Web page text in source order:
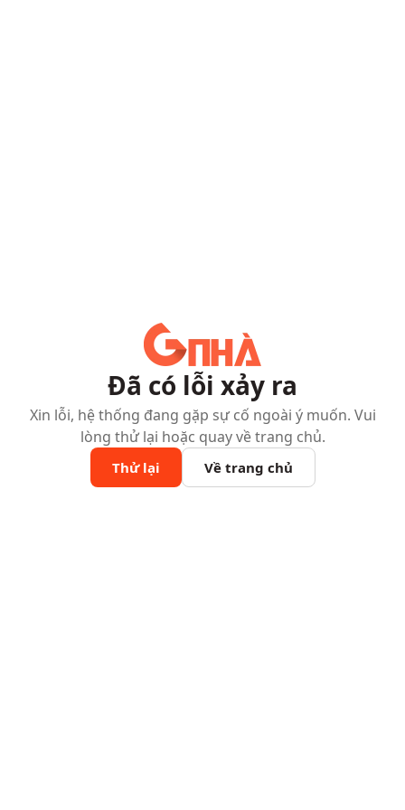
Đã có lỗi xảy ra
Xin lỗi, hệ thống đang gặp sự cố ngoài ý muốn. Vui
lòng thử lại hoặc quay về trang chủ.
Thử lại Về trang chủ